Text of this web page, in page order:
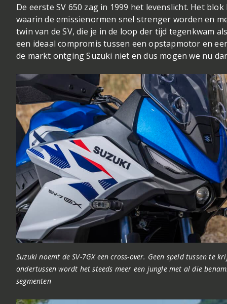
De eerste SV 650 zag in 1999 het levenslicht. Het
waarin de emissienormen snel strenger worden en
twin van de SV, die je in de loop der tijd tegenkwam
een ideaal compromis tussen een opstapmotor en
de markt ontging Suzuki niet en dus mogen we nu
Suzuki noemt de SV-7GX een cross-over. Geen speld tussen te
ondertussen wordt het steeds meer een jungle met al die
segmenten